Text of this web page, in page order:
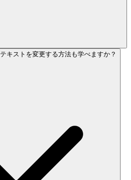
キストを変更する方法も学べますか？